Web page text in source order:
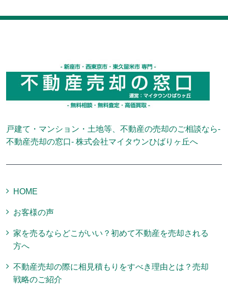
戸建て・マンション・土地等、不動産の売却のご相談なら-
不動産売却の窓口- 株式会社マイタウンひばりヶ丘へ
HOME
お客様の声
家を売るならどこがいい？初めて不動産を売却される
方へ
不動産売却の際に相見積もりをすべき理由とは？売却
戦略のご紹介